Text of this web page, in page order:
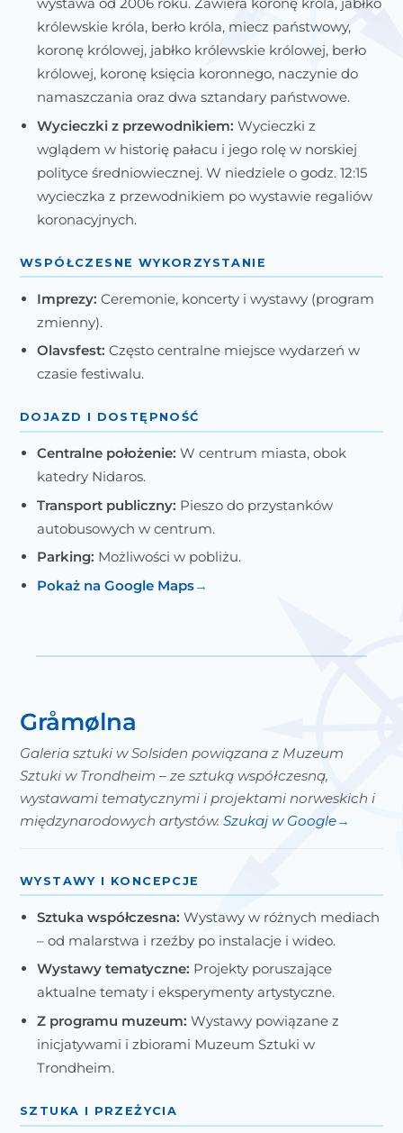
królewskie króla, berło króla, miecz państwowy,
koronę królowej, jabłko królewskie królowej, berło
królowej, koronę księcia koronnego, naczynie do
namaszczania oraz dwa sztandary państwowe.
Wycieczki z przewodnikiem: Wycieczki z
wglądem w historię pałacu i jego rolę w norskiej
polityce średniowiecznej. W niedziele o godz. 12:15
wycieczka z przewodnikiem po wystawie regaliów
koronacyjnych.
WSPÓŁCZESNE WYKORZYSTANIE
Imprezy: Ceremonie, koncerty i wystawy (program
zmienny).
Olavsfest: Często centralne miejsce wydarzeń w
czasie festiwalu.
DOJAZD I DOSTĘPNOŚĆ
Centralne położenie: W centrum miasta, obok
katedry Nidaros.
Transport publiczny: Pieszo do przystanków
autobusowych w centrum.
Parking: Możliwości w pobliżu.
Pokaż na Google Maps
Gråmølna
Galeria sztuki w Solsiden powiązana z Muzeum
Sztuki w Trondheim – ze sztuką współczesną,
wystawami tematycznymi i projektami norweskich i
międzynarodowych artystów. Szukaj w Google
WYSTAWY I KONCEPCJE
Sztuka współczesna: Wystawy w różnych mediach
– od malarstwa i rzeźby po instalacje i wideo.
Wystawy tematyczne: Projekty poruszające
aktualne tematy i eksperymenty artystyczne.
Z programu muzeum: Wystawy powiązane z
inicjatywami i zbiorami Muzeum Sztuki w
Trondheim.
SZTUKA I PRZEŻYCIA